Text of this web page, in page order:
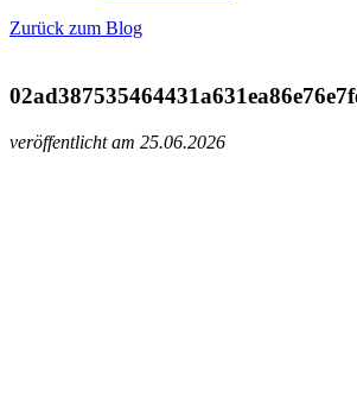
Zurück zum Blog
veröffentlicht am 25.06.2026